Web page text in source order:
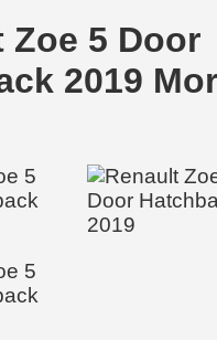
Zoe 5 Door
2019